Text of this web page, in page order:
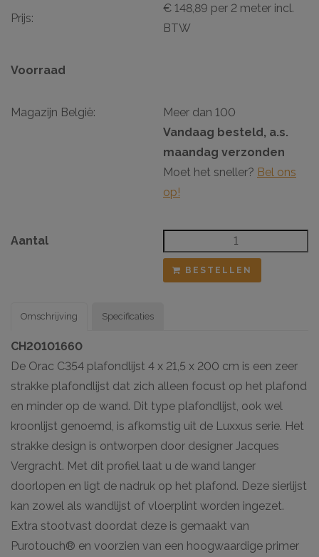
Prijs:
€ 148,89 per 2 meter incl.
BTW
Voorraad
Magazijn België:
Meer dan 100
Vandaag besteld, a.s.
maandag verzonden
Moet het sneller? Bel ons
op!
Aantal
BESTELLEN
Omschrijving
CH20101660
De Orac C354 plafondlijst 4 x 21,5 x 200 cm is een zeer
strakke plafondlijst dat zich alleen focust op het plafond
en minder op de wand. Dit type plafondlijst, ook wel
kroonlijst genoemd, is afkomstig uit de Luxxus serie. Het
strakke design is ontworpen door designer Jacques
Vergracht. Met dit profiel laat u de wand langer
doorlopen en ligt de nadruk op het plafond. Deze sierlijst
kan zowel als wandlijst of vloerplint worden ingezet.
Extra stootvast doordat deze is gemaakt van
Purotouch® en voorzien van een hoogwaardige primer
Specificaties